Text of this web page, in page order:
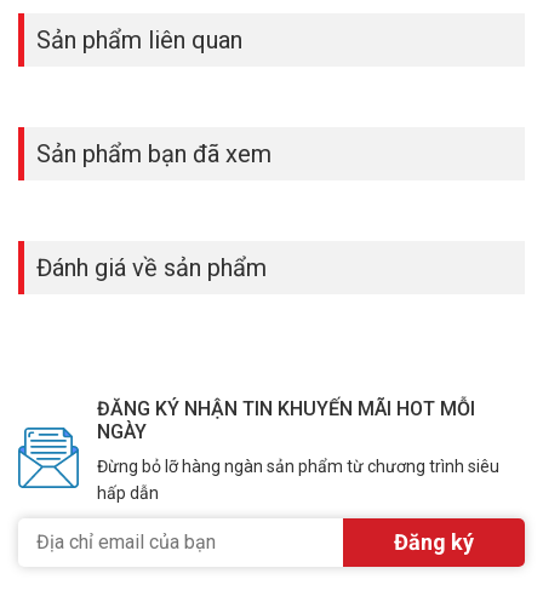
Sản phẩm liên quan
Sản phẩm bạn đã xem
Đánh giá về sản phẩm
ĐĂNG KÝ NHẬN TIN KHUYẾN MÃI HOT MỖI
NGÀY
Đừng bỏ lỡ hàng ngàn sản phẩm từ chương trình siêu
hấp dẫn